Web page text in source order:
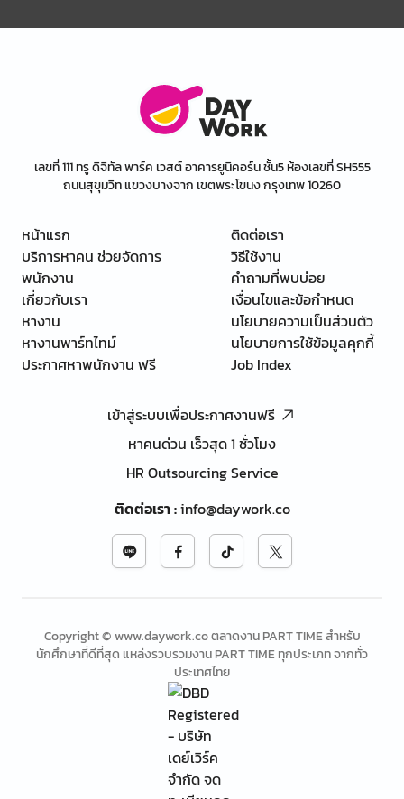
เลขที่ 111 ทรู ดิจิทัล พาร์ค เวสต์ อาคารยูนิคอร์น ชั้น5 ห้องเลขที่ SH555
ถนนสุขุมวิท แขวงบางจาก เขตพระโขนง กรุงเทพ 10260
หน้าแรก
บริการหาคน ช่วยจัดการ
พนักงาน
เกี่ยวกับเรา
หางาน
หางานพาร์ทไทม์
ประกาศหาพนักงาน ฟรี
ติดต่อเรา
วิธีใช้งาน
คำถามที่พบบ่อย
เงื่อนไขและข้อกำหนด
นโยบายความเป็นส่วนตัว
นโยบายการใช้ข้อมูลคุกกี้
Job Index
เข้าสู่ระบบเพื่อประกาศงานฟรี
หาคนด่วน เร็วสุด 1 ชั่วโมง
HR Outsourcing Service
ติดต่อเรา:info@daywork.co
Copyright © www.daywork.co ตลาดงาน PART TIME สำหรับ
นักศึกษาที่ดีที่สุด แหล่งรวบรวมงาน PART TIME ทุกประเภท จากทั่ว
ประเทศไทย